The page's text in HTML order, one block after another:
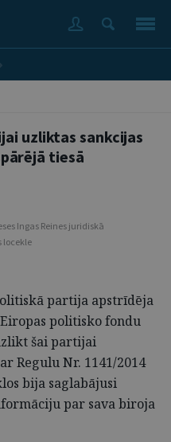
uzliktas sankcijas
tiesā
Ingas Reines juridiskā
locekle
partija apstrīdēja
politisko fondu
šai partijai
Regulu Nr. 1141/2014
bija saglabājusi
par sava biroja